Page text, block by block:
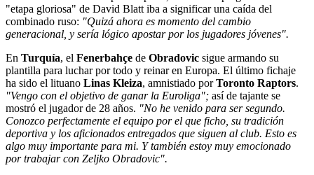
"etapa gloriosa" de David Blatt iba a significar una caída del
combinado ruso: "Quizá ahora es momento del cambio
generacional, y sería lógico apostar por los jugadores jóvenes".
En Turquía, el Fenerbahçe de Obradovic sigue armando su
plantilla para luchar por todo y reinar en Europa. El último fichaje
ha sido el lituano Linas Kleiza, amnistiado porToronto Raptors.
"Vengo con el objetivo de ganar la Euroliga"; así de tajante se
mostró el jugador de 28 años. "No he venido para ser segundo.
Conozco perfectamente el equipo por el que ficho, su tradición
deportiva y los aficionados entregados que siguen al club. Esto es
algo muy importante para mi. Y también estoy muy emocionado
por trabajar con Zeljko Obradovic".